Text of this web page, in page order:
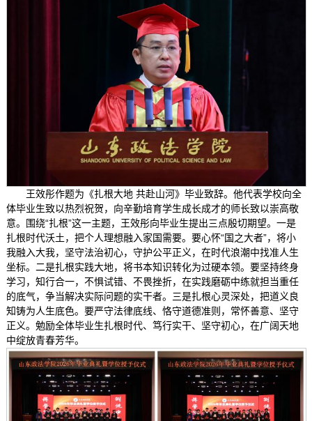
王效彤作题为《扎根大地 共赴山河》毕业致辞。他代表学校向全
体毕业生致以热烈祝贺，向辛勤培育学生成长成才的师长致以崇高敬
意。围绕“扎根”这一主题，王效彤向毕业生提出三点殷切期望。一是
扎根时代沃土，把个人理想融入家国需要。要心怀“国之大者”，将小
我融入大我，坚守法治初心，守护公平正义，在时代浪潮中找准人生
坐标。二是扎根实践大地，将书本知识转化为过硬本领。要坚持终身
学习，知行合一，不惧试错、不畏挫折，在实践磨砺中练就担当重任
的底气，争当解决实际问题的实干者。三是扎根心灵深处，把道义良
知铸为人生底色。要严守法律底线、恪守道德准则，常怀善意、坚守
正义。勉励全体毕业生扎根时代、笃行实干、坚守初心，在广阔天地
中绽放青春芳华。